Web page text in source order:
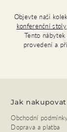
Objevte naši
konferenční stoly
Tento
provedení a
Jak nakupovat
Obchodní podmínky
Doprava a platba